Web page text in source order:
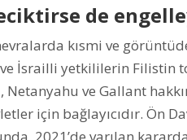
de
kısmi ve
İsrailli yetkililerin Filistin
Netanyahu ve Gallant
için bağlayıcıdır. Ön
2021’de varılan